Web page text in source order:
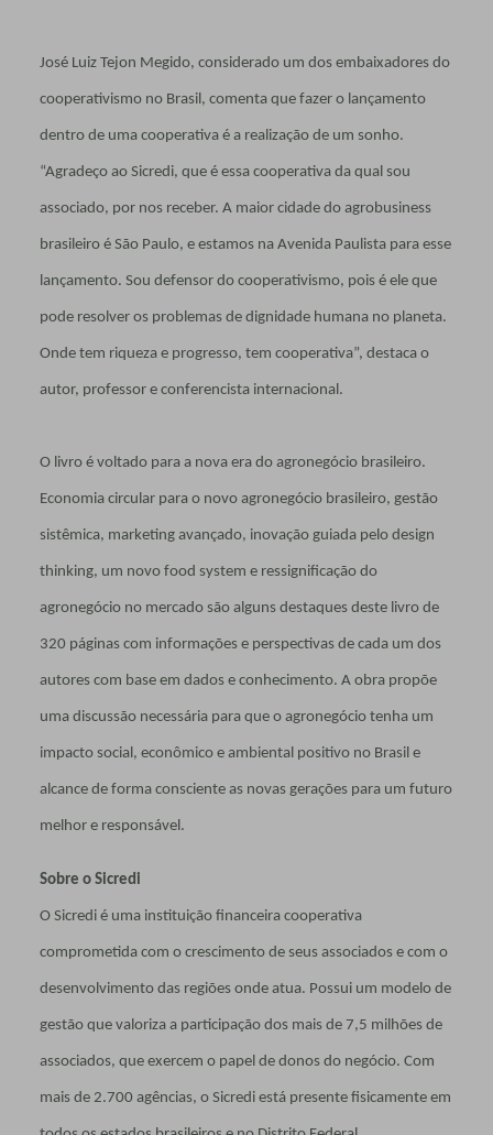
José Luiz Tejon Megido, considerado um dos embaixadores do
cooperativismo no Brasil, comenta que fazer o lançamento
dentro de uma cooperativa é a realização de um sonho.
“Agradeço ao Sicredi, que é essa cooperativa da qual sou
associado, por nos receber. A maior cidade do agrobusiness
brasileiro é São Paulo, e estamos na Avenida Paulista para esse
lançamento. Sou defensor do cooperativismo, pois é ele que
pode resolver os problemas de dignidade humana no planeta.
Onde tem riqueza e progresso, tem cooperativa”, destaca o
autor, professor e conferencista internacional.
O livro é voltado para a nova era do agronegócio brasileiro.
Economia circular para o novo agronegócio brasileiro, gestão
sistêmica, marketing avançado, inovação guiada pelo design
thinking, um novo food system e ressignificação do
agronegócio no mercado são alguns destaques deste livro de
320 páginas com informações e perspectivas de cada um dos
autores com base em dados e conhecimento. A obra propõe
uma discussão necessária para que o agronegócio tenha um
impacto social, econômico e ambiental positivo no Brasil e
alcance de forma consciente as novas gerações para um futuro
melhor e responsável.
Sobre o Sicredi
O Sicredi é uma instituição financeira cooperativa
comprometida com o crescimento de seus associados e com o
desenvolvimento das regiões onde atua. Possui um modelo de
gestão que valoriza a participação dos mais de 7,5 milhões de
associados, que exercem o papel de donos do negócio. Com
mais de 2.700 agências, o Sicredi está presente fisicamente em